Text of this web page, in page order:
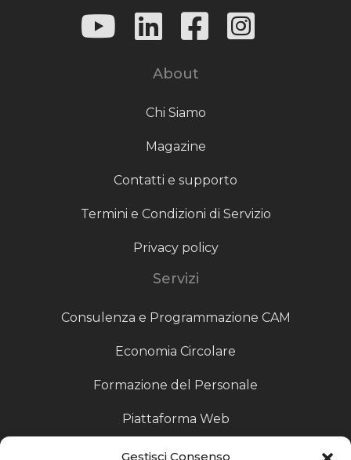
Gestisci Consenso
About
Chi Siamo
Magazine
Contatti e supporto
Termini e Condizioni di Servizio
Privacy policy
Servizi
Consulenza e Programmazione CAM
Economia Circolare
Formazione del Personale
Piattaforma Web
Scouting fornitori